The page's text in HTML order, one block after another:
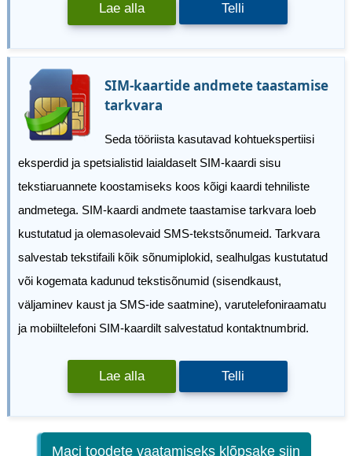
Lae alla Telli
SIM-kaartide andmete taastamise
tarkvara
Seda tööriista kasutavad kohtuekspertiisi
eksperdid ja spetsialistid laialdaselt SIM-kaardi sisu
tekstiaruannete koostamiseks koos kõigi kaardi tehniliste
andmetega. SIM-kaardi andmete taastamise tarkvara loeb
kustutatud ja olemasolevaid SMS-tekstsõnumeid. Tarkvara
salvestab tekstifaili kõik sõnumiplokid, sealhulgas kustutatud
või kogemata kadunud tekstisõnumid (sisendkaust,
väljaminev kaust ja SMS-ide saatmine), varutelefoniraamatu
ja mobiiltelefoni SIM-kaardilt salvestatud kontaktnumbrid.
Lae alla Telli
Maci toodete vaatamiseks klõpsake siin